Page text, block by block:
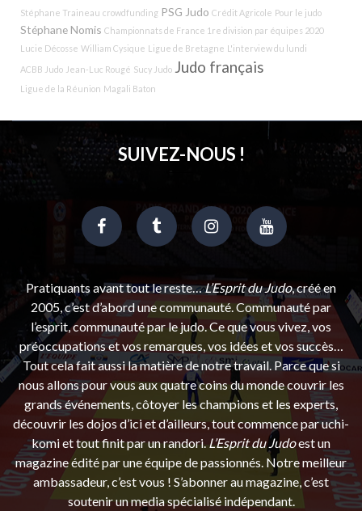
Stéphane Traineau crowdfunding PSG Judo Crédit Agricole Pour le judo
Stéphane Nomis Championnats de France 1re division par équipes 2020
Lucie Décosse William Cysique Ligue de Bretagne L'interview du lundi
ACBB Judo Jean-Luc Rougé Sucy Judo Judo français
Ligue de la Réunion Magali Baton
SUIVEZ-NOUS !
Pratiquants avant tout le reste…L’Esprit du Judo, créé en
2005, c’est d’abord une communauté. Communauté par
l’esprit, communauté par le judo. Ce que vous vivez, vos
préoccupations et vos remarques, vos idées et vos succès…
Tout cela fait aussi la matière de notre travail. Parce que si
nous allons pour vous aux quatre coins du monde couvrir les
grands événements, côtoyer les champions et les experts,
découvrir les dojos d’ici et d’ailleurs, tout commence par uchi-
komi et tout finit par un randori.L’Esprit du Judoest un
magazine édité par une équipe de passionnés. Notre meilleur
ambassadeur, c’est vous ! S’abonner au magazine, c’est
soutenir un media spécialisé indépendant.